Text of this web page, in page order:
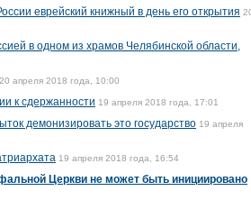
еврейский книжный в день его открытия
в одном из храмов Челябинской области,
20 апреля 2018 года, 10:00
к сдержанности 19 апреля 2018 года, 17:01
демонизировать это государство 19 апреля
19 апреля 2018 года, 16:54
Церкви не может быть инициировано